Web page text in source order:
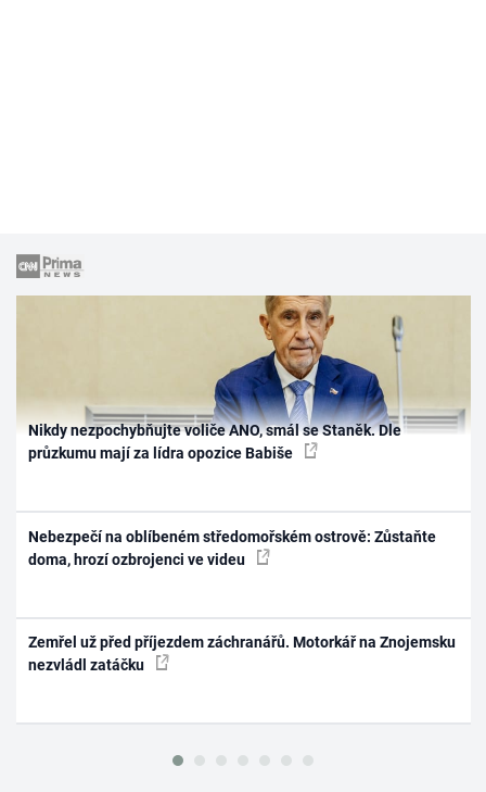
Nikdy nezpochybňujte voliče ANO, smál se Staněk. Dle
průzkumu mají za lídra opozice Babiše
Nebezpečí na oblíbeném středomořském ostrově: Zůstaňte
doma, hrozí ozbrojenci ve videu
Zemřel už před příjezdem záchranářů. Motorkář na Znojemsku
nezvládl zatáčku